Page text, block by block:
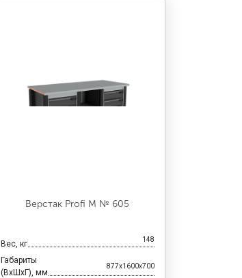
Верстак Profi M № 605
Вес, кг 148
Габариты
(ВхШхГ), мм
877x1600x700